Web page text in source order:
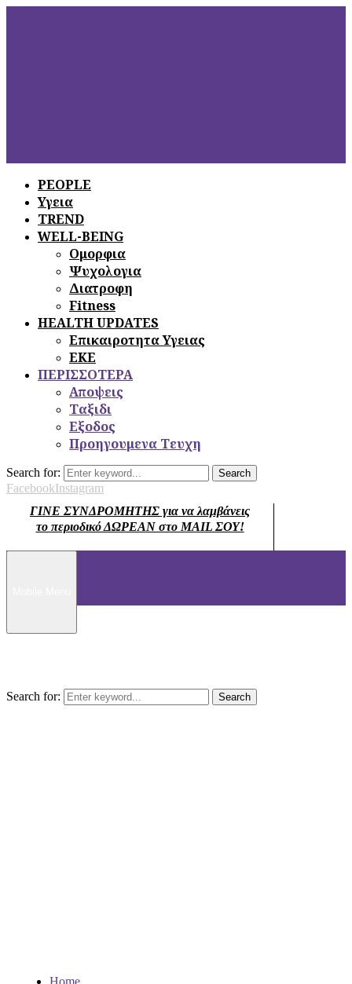
PEOPLE
Υγεια
TREND
WELL-BEING
Ομορφια
Ψυχολογια
Διατροφη
Fitness
HEALTH UPDATES
Επικαιροτητα Υγειας
ΕΚΕ
ΠΕΡΙΣΣΟΤΕΡΑ
Αποψεις
Ταξιδι
Εξοδος
Προηγουμενα Τευχη
Search for: Search
FacebookInstagram
ΓΙΝΕ ΣΥΝΔΡΟΜΗΤΗΣ για να λαμβάνεις
το περιοδικό ΔΩΡΕΑΝ στο MAIL ΣΟΥ!
Search for: Search
Home